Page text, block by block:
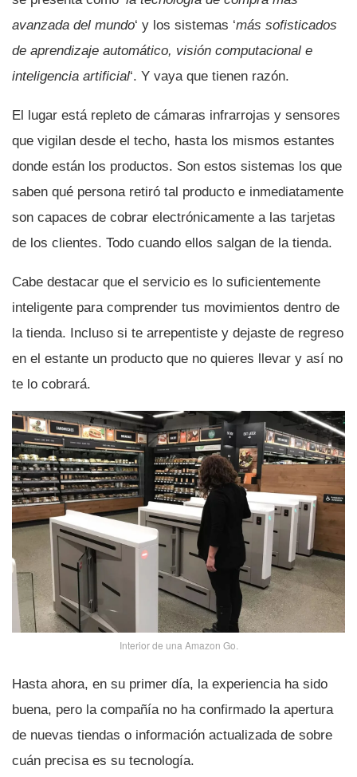
avanzada del mundo‘ y los sistemas ‘más sofisticados
de aprendizaje automático, visión computacional e
inteligencia artificial‘. Y vaya que tienen razón.
El lugar está repleto de cámaras infrarrojas y sensores
que vigilan desde el techo, hasta los mismos estantes
donde están los productos. Son estos sistemas los que
saben qué persona retiró tal producto e inmediatamente
son capaces de cobrar electrónicamente a las tarjetas
de los clientes. Todo cuando ellos salgan de la tienda.
Cabe destacar que el servicio es lo suficientemente
inteligente para comprender tus movimientos dentro de
la tienda. Incluso si te arrepentiste y dejaste de regreso
en el estante un producto que no quieres llevar y así­ no
te lo cobrará.
Interior de una Amazon Go.
Hasta ahora, en su primer dí­a, la experiencia ha sido
buena, pero la compañí­a no ha confirmado la apertura
de nuevas tiendas o información actualizada de sobre
cuán precisa es su tecnologí­a.